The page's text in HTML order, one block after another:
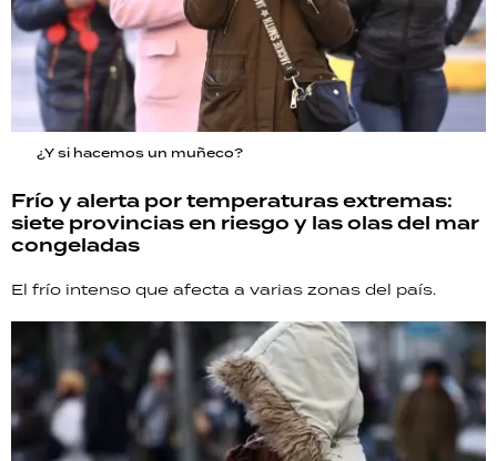
¿Y si hacemos un muñeco?
Frío y alerta por temperaturas extremas:
siete provincias en riesgo y las olas del mar
congeladas
El frío intenso que afecta a varias zonas del país.